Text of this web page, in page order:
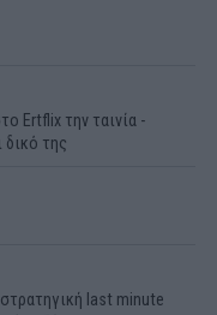
Ertflix την ταινία -
δικό της
last minute